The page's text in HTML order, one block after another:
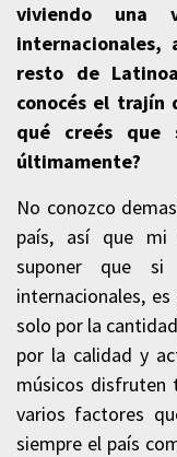
viviendo una
resto de
conocés el trajín
qué creés que
últimamente?
No conozco
país, así que mi
suponer que
internacionales,
solo por la
por la calidad y
músicos disfruten
varios factores
siempre el país